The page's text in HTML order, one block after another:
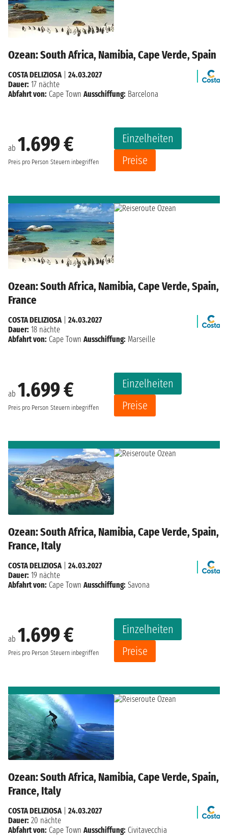
Ozean: South Africa, Namibia, Cape Verde, Spain
ab 1.699 €
Preis pro Person Steuern inbegriffen
Einzelheiten
Preise
COSTA DELIZIOSA| 24.03.2027
Dauer: 17 nächte
Abfahrt von: Cape Town Ausschiffung: Barcelona
Ozean: South Africa, Namibia, Cape Verde, Spain,
France
ab 1.699 €
Preis pro Person Steuern inbegriffen
Einzelheiten
Preise
COSTA DELIZIOSA| 24.03.2027
Dauer: 18 nächte
Abfahrt von: Cape Town Ausschiffung: Marseille
Ozean: South Africa, Namibia, Cape Verde, Spain,
France, Italy
ab 1.699 €
Preis pro Person Steuern inbegriffen
Einzelheiten
Preise
COSTA DELIZIOSA| 24.03.2027
Dauer: 19 nächte
Abfahrt von: Cape Town Ausschiffung: Savona
Ozean: South Africa, Namibia, Cape Verde, Spain,
France, Italy
COSTA DELIZIOSA| 24.03.2027
Dauer: 20 nächte
Abfahrt von: Cape Town Ausschiffung: Civitavecchia